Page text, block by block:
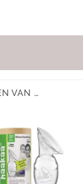
VAN …